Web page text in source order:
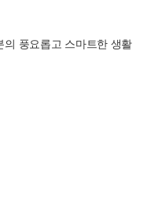
의 풍요롭고 스마트한 생활